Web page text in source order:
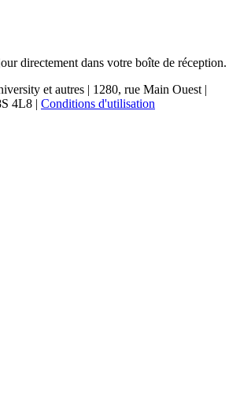
directement dans votre boîte de réception.
et autres | 1280, rue Main Ouest |
4L8 | Conditions d'utilisation